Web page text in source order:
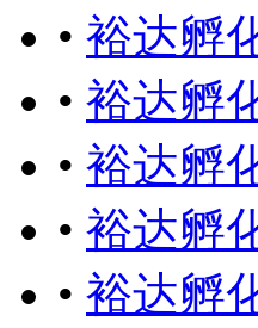
• 裕达孵
• 裕达孵
• 裕达孵
• 裕达孵
• 裕达孵